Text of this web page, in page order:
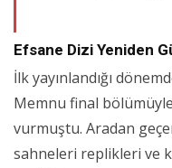
Efsane Dizi Yeniden
İlk yayınlandığı
Memnu final
vurmuştu. Aradan
sahneleri replikleri ve